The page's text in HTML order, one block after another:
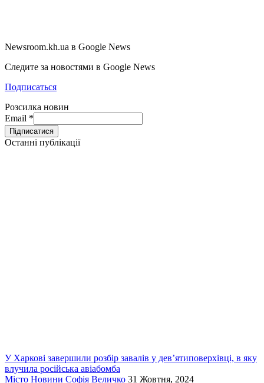
Newsroom.kh.ua в Google News
Следите за новостями в Google News
Подписаться
Розсилка новин
Email *
Останні публікації
У Харкові завершили розбір завалів у дев’ятиповерхівці, в яку
влучила російська авіабомба
Місто Новини Софія Величко 31 Жовтня, 2024